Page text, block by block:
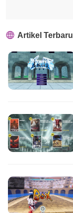
Artikel Terbaru